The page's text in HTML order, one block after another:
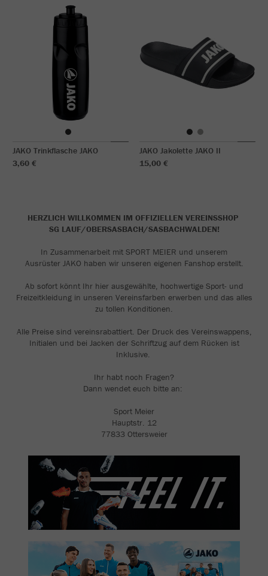
JAKO Trinkflasche JAKO
3,60 €
JAKO Jakolette JAKO II
15,00 €
HERZLICH WILLKOMMEN IM OFFIZIELLEN VEREINSSHOP
SG LAUF/OBERSASBACH/SASBACHWALDEN!
In Zusammenarbeit mit SPORT MEIER und unserem
Ausrüster JAKO haben wir unseren eigenen Fanshop erstellt.
Ab sofort könnt Ihr hier ausgewählte, hochwertige Sport- und
Freizeitkleidung in unseren Vereinsfarben erwerben und das alles
zu tollen Konditionen.
Alle Preise sind vereinsrabattiert. Der Druck des Vereinswappens,
Initialen und bei Jacken der Schriftzug auf dem Rücken ist
Inklusive.
Ihr habt noch Fragen?
Dann wendet euch bitte an:
Sport Meier
Hauptstr. 12
77833 Ottersweier